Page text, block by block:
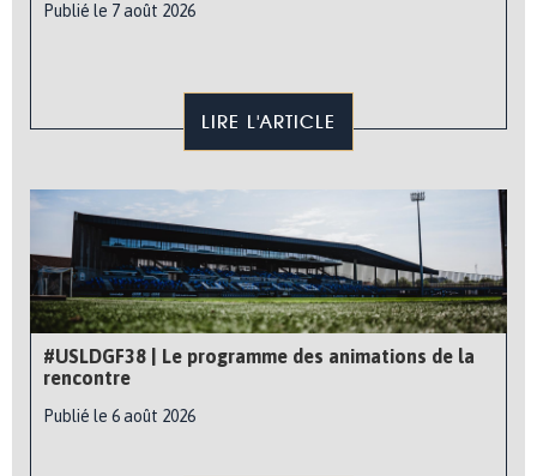
Publié le 7 août 2026
LIRE L'ARTICLE
#USLDGF38 | Le programme des animations de la
rencontre
Publié le 6 août 2026